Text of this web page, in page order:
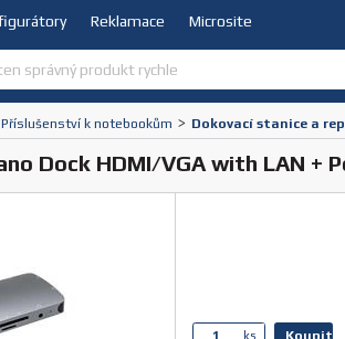
Reklamace Microsite
Příslušenství k notebookům > Dokovací stanice a
Dock HDMI/VGA with LAN +
ks. Koupit